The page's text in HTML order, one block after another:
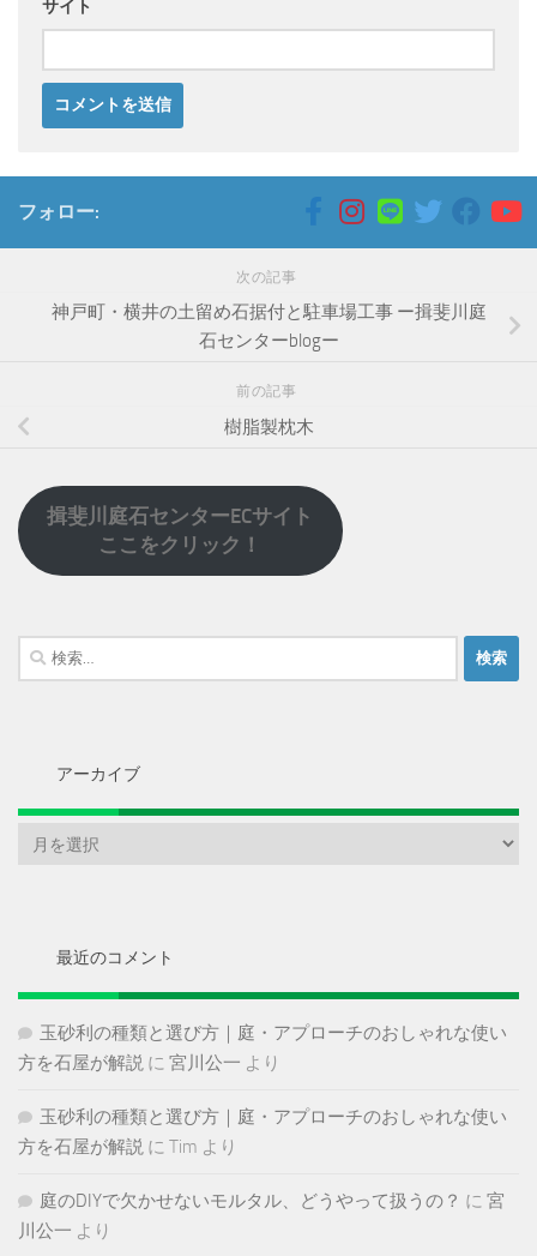
サイト
フォロー:
次の記事
神戸町・横井の土留め石据付と駐車場工事 ー揖斐川庭
石センターblogー
前の記事
樹脂製枕木
揖斐川庭石センターECサイト
ここをクリック！
検
索:
アーカイブ
最近のコメント
玉砂利の種類と選び方｜庭・アプローチのおしゃれな使い
方を石屋が解説 に 宮川公一 より
玉砂利の種類と選び方｜庭・アプローチのおしゃれな使い
方を石屋が解説 に Tim より
庭のDIYで欠かせないモルタル、どうやって扱うの？ に 宮
川公一 より